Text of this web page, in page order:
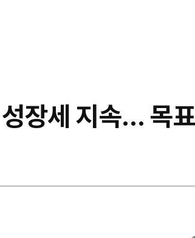
장세 지속… 목